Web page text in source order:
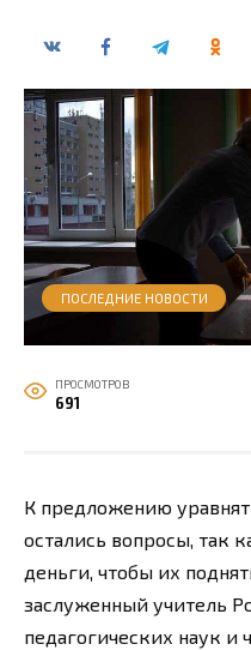
ПОСЛЕДНИЕ НОВОСТИ
ПРОСМОТРОВ
691
К предложению
остались вопросы, так
деньги, чтобы их
заслуженный учитель
педагогических наук и